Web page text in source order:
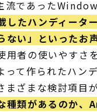
流であった
たハンディータ
い」といったお
用者の使いやすさ
って作られたハン
ざまな検討項目が
種類があるのか